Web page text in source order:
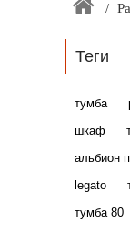
Теги
тумба
шкаф
альбион
legato
тумба 80